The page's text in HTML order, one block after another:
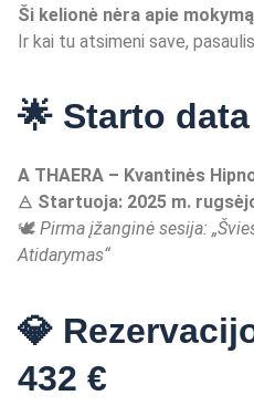
Ši kelionė nėra apie
Ir kai tu atsimeni save,
🌟 Starto data
A THAERA – Kvantinės
🜁 Startuoja: 2025 m. rugsė
🕊️ Pirma įžanginė sesija: „Š
Atidarymas“
💎
432 €